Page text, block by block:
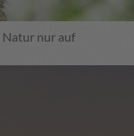
Natur nur auf